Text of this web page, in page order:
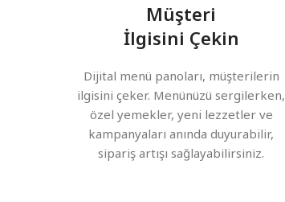
Müşteri
İlgisini Çekin
Dijital menü panoları, müşterilerin
ilgisini çeker. Menünüzü sergilerken,
özel yemekler, yeni lezzetler ve
kampanyaları anında duyurabilir,
sipariş artışı sağlayabilirsiniz.